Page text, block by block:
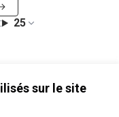
sur le site
25